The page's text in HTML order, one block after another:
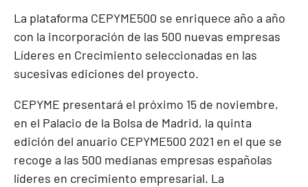
La plataforma CEPYME500 se enriquece año a año
con la incorporación de las 500 nuevas empresas
Líderes en Crecimiento seleccionadas en las
sucesivas ediciones del proyecto.
CEPYME presentará el próximo 15 de noviembre,
en el Palacio de la Bolsa de Madrid, la quinta
edición del anuario CEPYME500 2021 en el que se
recoge a las 500 medianas empresas españolas
líderes en crecimiento empresarial. La